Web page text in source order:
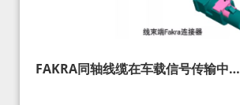
FAKRA同轴线缆在车载信号传输中的